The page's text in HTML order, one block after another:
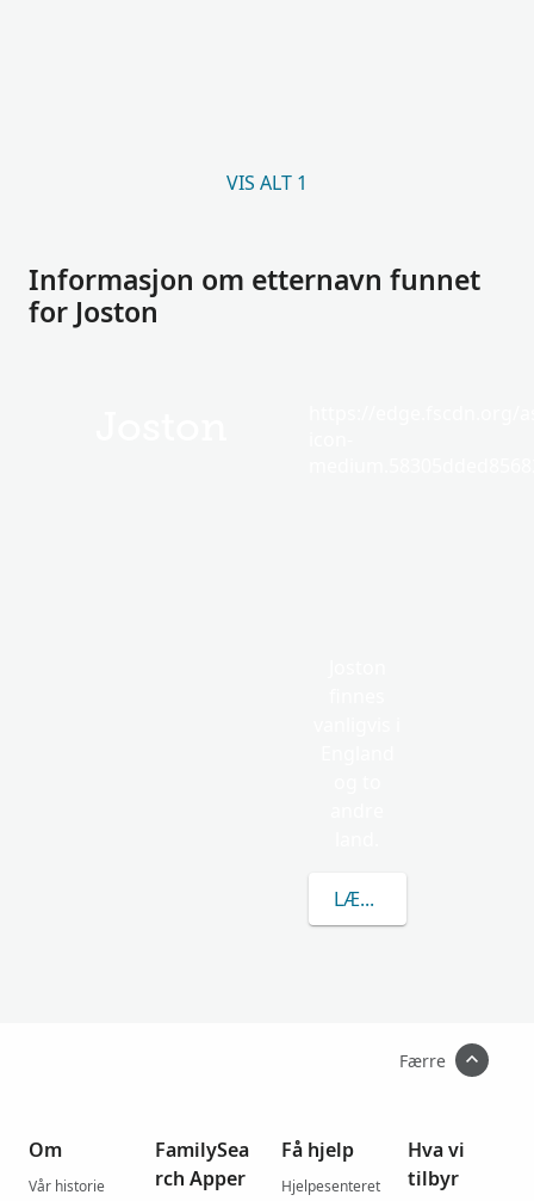
VIS ALT 1
Informasjon om etternavn funnet
for Joston
LÆR MER OM JOSTON
Færre
Om
Vår historie
FamilySea
rch Apper
Få hjelp
Hjelpesenteret
Hva vi
tilbyr